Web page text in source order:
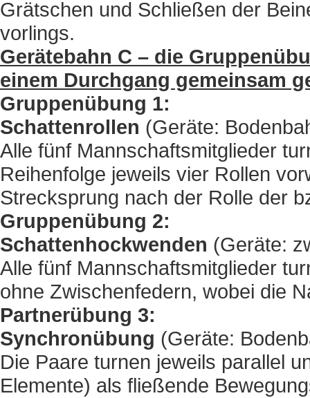
Grätschen und Schließen der
vorlings.
Gerätebahn C – die
einem Durchgang gemeinsam
Gruppenübung 1:
Schattenrollen (Geräte:
Alle fünf Mannschaftsmitglieder
Reihenfolge jeweils vier Rollen
Strecksprung nach der Rolle der
Gruppenübung 2:
Schattenhockwenden (Geräte:
Alle fünf Mannschaftsmitglieder
ohne Zwischenfedern, wobei die
Partnerübung 3:
Synchronübung (Geräte:
Die Paare turnen jeweils parallel
Elemente) als fließende